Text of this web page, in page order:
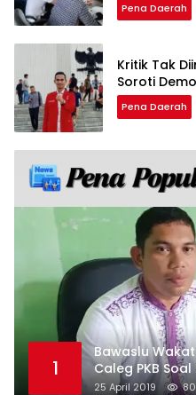
Pena Daerah
Kritik Tak
Soroti
Pena Daerah
1
Bawaslu
Caleg PKB
25 April 2019